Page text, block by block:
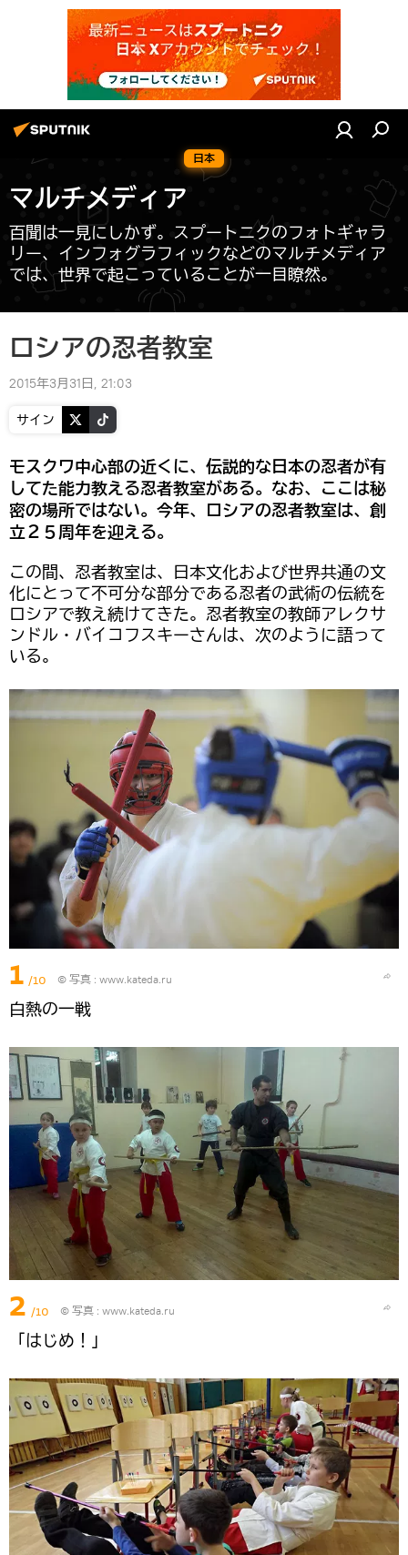
日本
マルチメディア
百聞は一見にしかず。スプートニクのフォトギャラ
リー、インフォグラフィックなどのマルチメディア
では、世界で起こっていることが一目瞭然。
ロシアの忍者教室
2015年3月31日, 21:03
サイン
モスクワ中心部の近くに、伝説的な日本の忍者が有
してた能力教える忍者教室がある。なお、ここは秘
密の場所ではない。今年、ロシアの忍者教室は、創
立２５周年を迎える。
この間、忍者教室は、日本文化および世界共通の文
化にとって不可分な部分である忍者の武術の伝統を
ロシアで教え続けてきた。忍者教室の教師アレクサ
ンドル・バイコフスキーさんは、次のように語って
いる。
1 /10 © 写真 : www.kateda.ru
白熱の一戦
2 /10 © 写真 : www.kateda.ru
「はじめ！」